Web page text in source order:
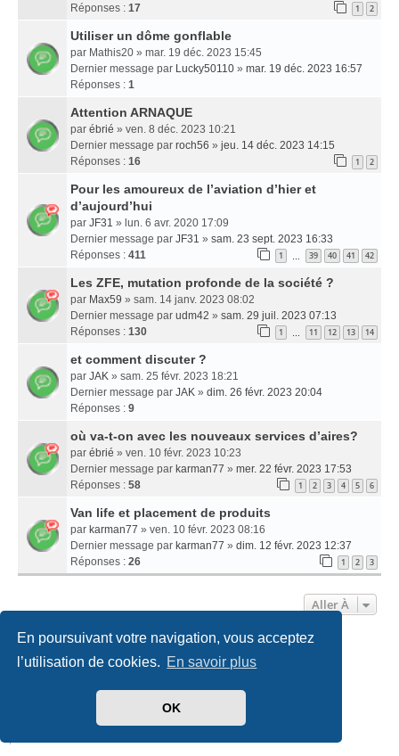
En poursuivant votre navigation, vous acceptez
l’utilisation de cookies. En savoir plus
OK
Réponses : 17 1 2
Utiliser un dôme gonflable
par Mathis20 » mar. 19 déc. 2023 15:45
Dernier message par Lucky50110 » mar. 19 déc. 2023 16:57
Réponses : 1
Attention ARNAQUE
par ébrié » ven. 8 déc. 2023 10:21
Dernier message par roch56 » jeu. 14 déc. 2023 14:15
Réponses : 16 1 2
Pour les amoureux de l’aviation d’hier et
d’aujourd’hui
par JF31 » lun. 6 avr. 2020 17:09
Dernier message par JF31 » sam. 23 sept. 2023 16:33
Réponses : 411 1 39 40 41 42
Les ZFE, mutation profonde de la société ?
par Max59 » sam. 14 janv. 2023 08:02
Dernier message par udm42 » sam. 29 juil. 2023 07:13
Réponses : 130 1 11 12 13 14
et comment discuter ?
par JAK » sam. 25 févr. 2023 18:21
Dernier message par JAK » dim. 26 févr. 2023 20:04
Réponses : 9
où va-t-on avec les nouveaux services d’aires?
par ébrié » ven. 10 févr. 2023 10:23
Dernier message par karman77 » mer. 22 févr. 2023 17:53
Réponses : 58 1 2 3 4 5 6
Van life et placement de produits
par karman77 » ven. 10 févr. 2023 08:16
Dernier message par karman77 » dim. 12 févr. 2023 12:37
Réponses : 26 1 2 3
Aller À
Accueil Politiques & cookies
phpBB® Forum Software © phpBB Limited
created by INVENTEA & v12mike